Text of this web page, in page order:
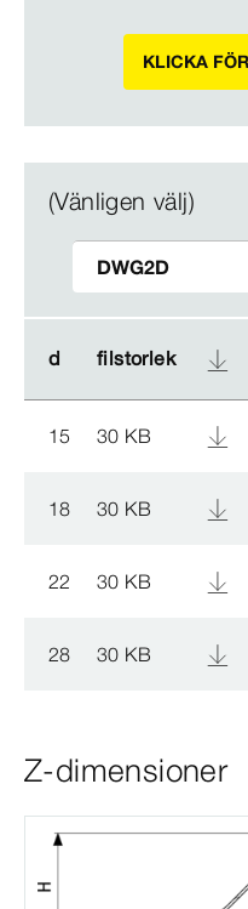
KLICKA
(Vänligen välj)
d filstorlek
d filstorlek
15 30 KB
18 30 KB
22 30 KB
28 30 KB
Z-dimensioner